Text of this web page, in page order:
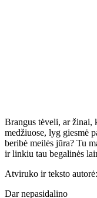
Brangus tėveli, ar žinai,
medžiuose, lyg giesmė
beribė meilės jūra? Tu
ir linkiu tau begalinės
Atviruko ir teksto
Dar nepasidalino